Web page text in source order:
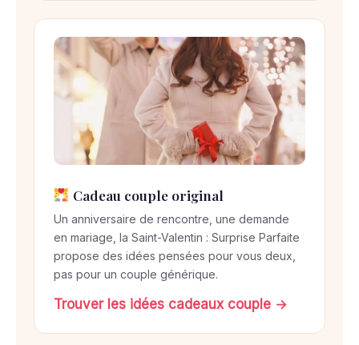
Cadeau couple original
Un anniversaire de rencontre, une demande
en mariage, la Saint-Valentin : Surprise Parfaite
propose des idées pensées pour vous deux,
pas pour un couple générique.
Trouver les idées cadeaux couple →